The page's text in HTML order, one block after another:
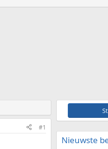
#1
Nieuwste